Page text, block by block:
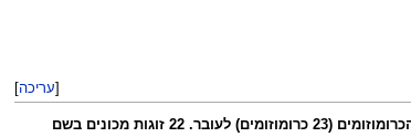
[עריכה]
הכרומוזומים הם מבנים שבהם ארוז ומאורגן החומר התורשתי (DNA). לאדם בריא יש 46 כרומוזומים (23 זוגות). כל הורה תורם מחצית ממספר הכרומוזומים (23 כרומוזומים) לעובר. 22 זוגות מכונים בשם